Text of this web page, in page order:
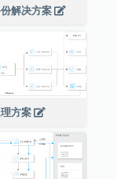
解决方案
方案